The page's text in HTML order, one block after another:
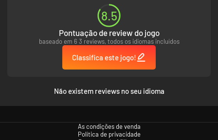
poderes divinos para "motivar" os vivos a fazerem sua vontade. Nada
como um raiozinho ou um incêndio espontâneo para colocar a população
8.5
Pontuação de review do jogo
baseado em 6 3 reviews, todos os idiomas incluídos
Classifica este jogo!
Não existem reviews no seu idioma
As condições de venda
Política de privacidade